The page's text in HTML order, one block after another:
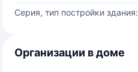
Серия, тип постройки здания:
Организации в доме